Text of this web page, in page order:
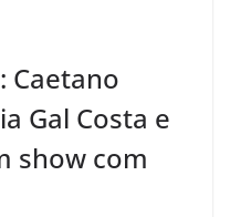
Caetano
Gal Costa e
show com